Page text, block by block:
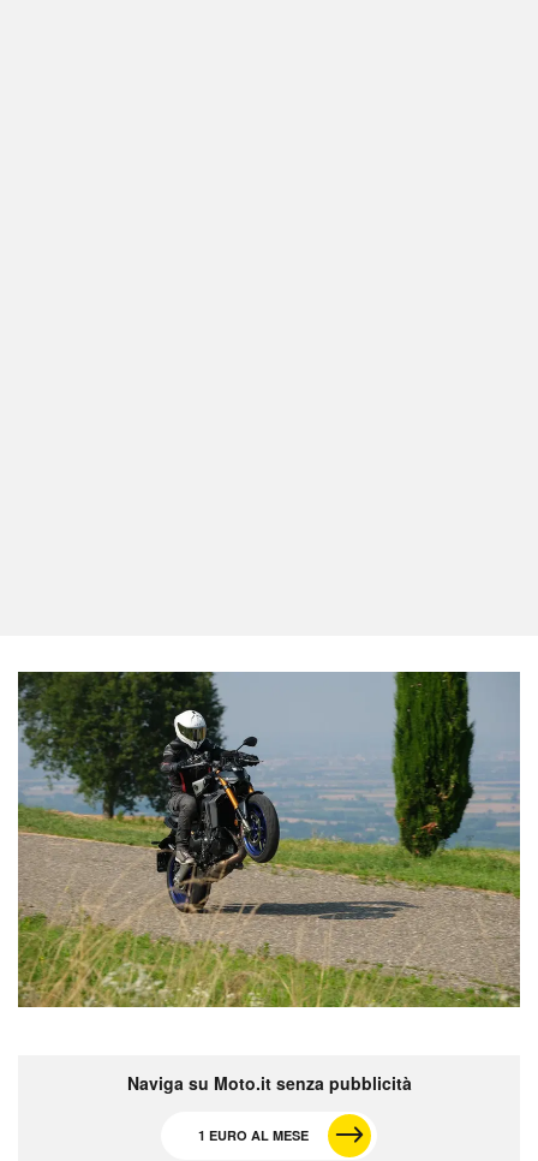
Naviga su Moto.it senza pubblicità
1 EURO AL MESE